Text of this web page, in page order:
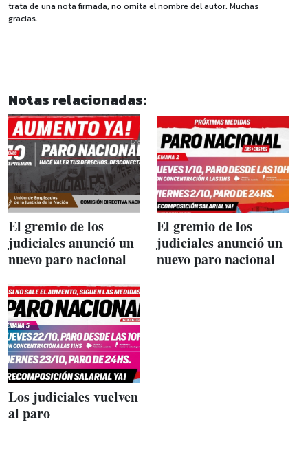
trata de una nota firmada, no omita el nombre del autor. Muchas
gracias.
Notas relacionadas:
El gremio de los
judiciales anunció un
nuevo paro nacional
El gremio de los
judiciales anunció un
nuevo paro nacional
Los judiciales vuelven
al paro